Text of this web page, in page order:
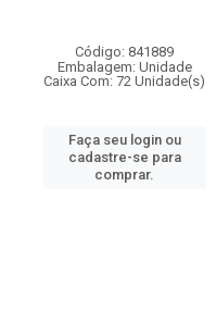
Código: 841889
Embalagem: Unidade
Caixa Com: 72 Unidade(s)
Faça seu login ou
cadastre-se para
comprar.